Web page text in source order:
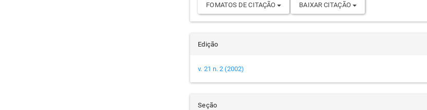
FOMATOS DE CITAÇÃO BAIXAR CITAÇÃO
Edição
v. 21 n. 2 (2002)
Seção